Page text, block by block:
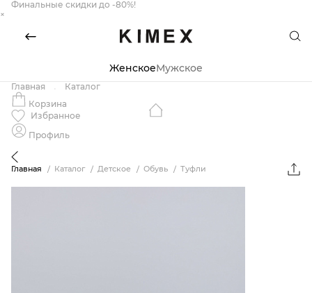
Финальные скидки до -80%!
×
ЖенскоеМужское
Главная
Каталог
Корзина
Избранное
Профиль
Главная Каталог Детское Обувь Туфли